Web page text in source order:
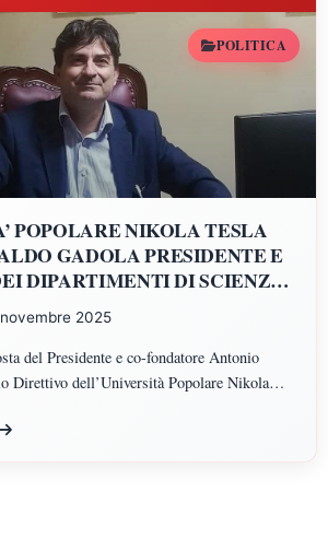
POLITICA
POPOLARE NIKOLA TESLA
GADOLA PRESIDENTE E
DIPARTIMENTI DI SCIENZE
SCIENZE
SCIENZE UMANE,
2025
del Presidente e co-fondatore Antonio
Direttivo dell’Università Popolare Nikola
Giuridiche ed Economiche, Scienze